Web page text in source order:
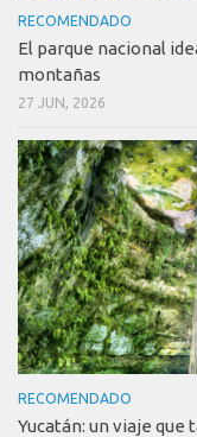
RECOMENDADO
El parque nacional
montañas
27 JUN, 2026
RECOMENDADO
Yucatán: un viaje que